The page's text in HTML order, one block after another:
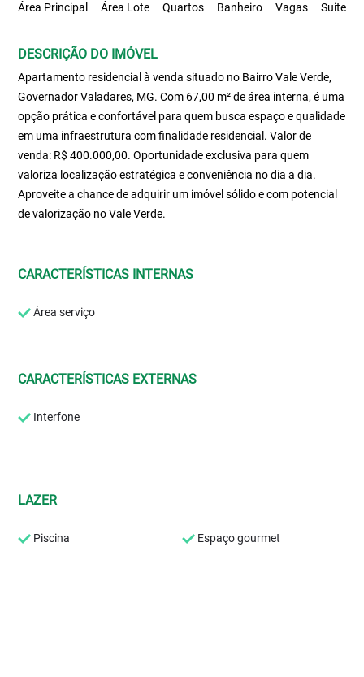
Área Principal
Área Lote
Quartos
Banheiro
Vagas
Suite
DESCRIÇÃO DO IMÓVEL
Apartamento residencial à venda situado no Bairro Vale Verde,
Governador Valadares, MG. Com 67,00 m² de área interna, é uma
opção prática e confortável para quem busca espaço e qualidade
em uma infraestrutura com finalidade residencial. Valor de
venda: R$ 400.000,00. Oportunidade exclusiva para quem
valoriza localização estratégica e conveniência no dia a dia.
Aproveite a chance de adquirir um imóvel sólido e com potencial
de valorização no Vale Verde.
CARACTERÍSTICAS INTERNAS
Área serviço
CARACTERÍSTICAS EXTERNAS
Interfone
LAZER
Piscina Espaço gourmet